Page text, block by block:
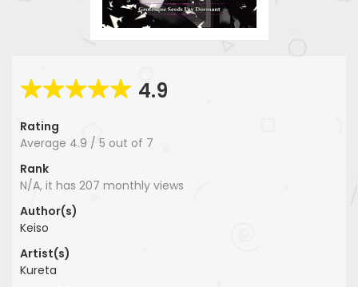
4.9
Rating
Average 4.9 / 5 out of 7
Rank
N/A, it has 207 monthly views
Author(s)
Keiso
Artist(s)
Kureta